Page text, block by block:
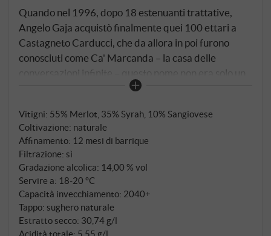
Quando nel 1996, dopo 18 estenuanti trattative,
Angelo Gaja acquistò finalmente quei 100 ettari a
Castagneto Carducci, che da allora in poi furono
conosciuti come Ca' Marcanda – la casa delle
conversazioni infinite – questo nome non era solo un
gioco di parole. Era la promessa di un visionario che
scrivere la sua prossima leggenda sulla costa
toscana.
Vitigni: 55% Merlot, 35% Syrah, 10% Sangiovese
Coltivazione: naturale
Affinamento: 12 mesi di barrique
Filtrazione: sì
Gradazione alcolica: 14,00 % vol
Servire a: 18‑20 °C
Capacità invecchiamento: 2040+
Tappo: sughero naturale
Estratto secco: 30,74 g/l
Acidità totale: 5,55 g/l